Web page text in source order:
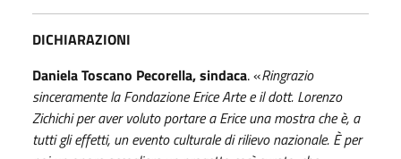
DICHIARAZIONI
Daniela Toscano Pecorella, sindaca. «Ringrazio
sinceramente la Fondazione Erice Arte e il dott. Lorenzo
Zichichi per aver voluto portare a Erice una mostra che è, a
tutti gli effetti, un evento culturale di rilievo nazionale. È per